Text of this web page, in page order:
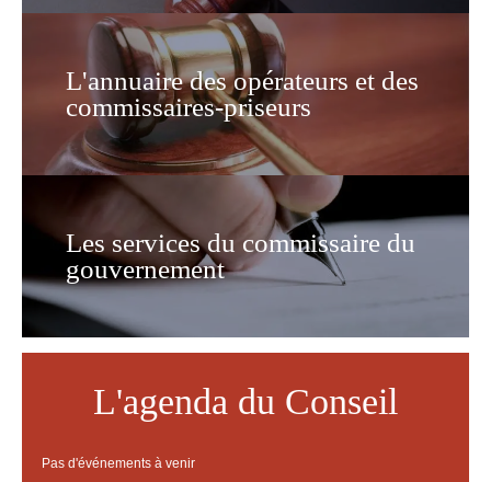
L'annuaire des opérateurs et des
commissaires-priseurs
Les services du commissaire du
gouvernement
L'agenda du Conseil
Pas d'événements à venir